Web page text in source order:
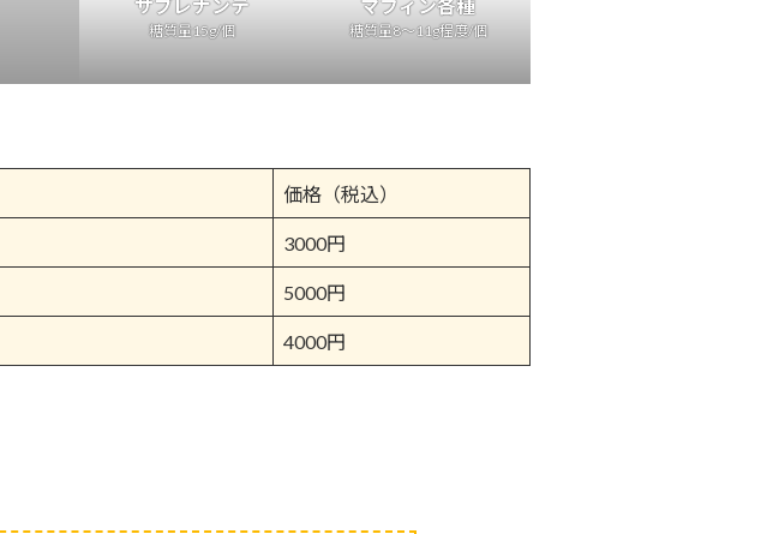
サブレナンテ
糖質量15g/個
マフィン各種
糖質量8～11g程度/個
価格（税込）
3000円
5000円
4000円